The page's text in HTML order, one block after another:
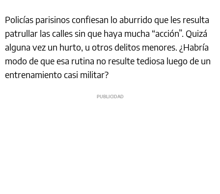
Policías parisinos confiesan lo aburrido que les resulta
patrullar las calles sin que haya mucha “acción”. Quizá
alguna vez un hurto, u otros delitos menores. ¿Habría
modo de que esa rutina no resulte tediosa luego de un
entrenamiento casi militar?